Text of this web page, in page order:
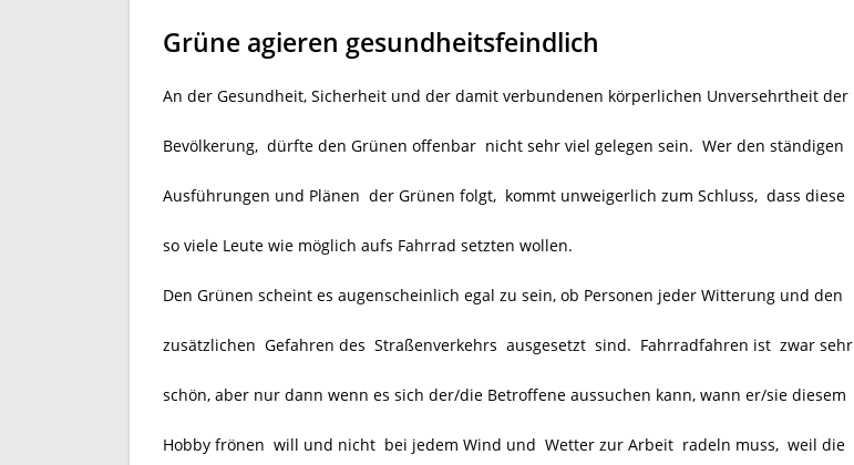
Grüne agieren gesundheitsfeindlich
An der Gesundheit, Sicherheit und der damit verbundenen körperlichen Unversehrtheit der
Bevölkerung, dürfte den Grünen offenbar nicht sehr viel gelegen sein. Wer den ständigen
Ausführungen und Plänen der Grünen folgt, kommt unweigerlich zum Schluss, dass diese
so viele Leute wie möglich aufs Fahrrad setzten wollen.
Den Grünen scheint es augenscheinlich egal zu sein, ob Personen jeder Witterung und den
zusätzlichen Gefahren des Straßenverkehrs ausgesetzt sind. Fahrradfahren ist zwar sehr
schön, aber nur dann wenn es sich der/die Betroffene aussuchen kann, wann er/sie diesem
Hobby frönen will und nicht bei jedem Wind und Wetter zur Arbeit radeln muss, weil die